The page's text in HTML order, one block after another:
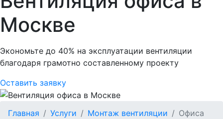
Москве
Экономьте до 40% на эксплуатации вентиляции
благодаря грамотно составленному проекту
Оставить заявку
Главная Услуги Монтаж вентиляции Офиса